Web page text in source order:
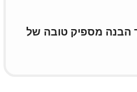
הבנה מספיק טובה של